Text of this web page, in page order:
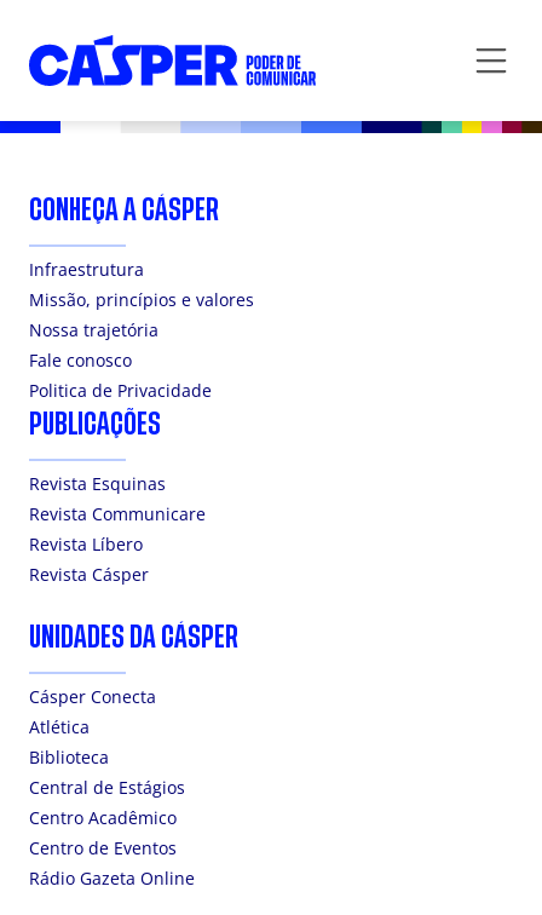
CONHEÇA A CÁSPER
Infraestrutura
Missão, princípios e valores
Nossa trajetória
Fale conosco
Politica de Privacidade
PUBLICAÇÕES
Revista Esquinas
Revista Communicare
Revista Líbero
Revista Cásper
UNIDADES DA CÁSPER
Cásper Conecta
Atlética
Biblioteca
Central de Estágios
Centro Acadêmico
Centro de Eventos
Rádio Gazeta Online